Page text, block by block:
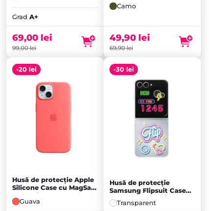
Grad A+
99,00lei
inițial
fost:
99,00 lei.
69,00 lei
Prețul
este:
69,00 lei.
Camo
69,90lei
49,90 lei
-20 lei
Husă de protecție Apple
Silicone Case cu MagSafe
pentru iPhone 15 Plus,
Guava
Guava
-30 lei
Husă de protecție
Samsung Flipsuit Case
pentru Galaxy Flip6,
Transparentă
Transparent